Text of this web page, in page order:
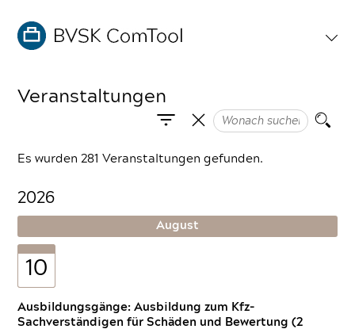
Veranstaltungen
Es wurden 281 Veranstaltungen gefunden.
2026
August
10
Ausbildungsgänge: Ausbildung zum Kfz-
Sachverständigen für Schäden und Bewertung (2